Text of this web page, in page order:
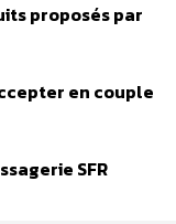
proposés par
en couple
SFR